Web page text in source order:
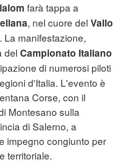
farà tappa a
, nel cuore del Vallo
La manifestazione,
del Campionato Italiano
di numerosi piloti
d'Italia. L'evento è
Corse, con il
Montesano sulla
di Salerno, a
impegno congiunto per
territoriale.